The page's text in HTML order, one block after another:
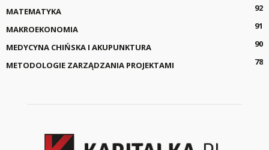
MATEMATYKA
92
MAKROEKONOMIA
91
MEDYCYNA CHIŃSKA I AKUPUNKTURA
90
METODOLOGIE ZARZĄDZANIA PROJEKTAMI
78